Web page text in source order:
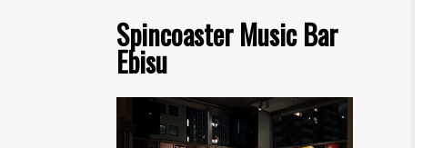
Spincoaster Music Bar
Ebisu